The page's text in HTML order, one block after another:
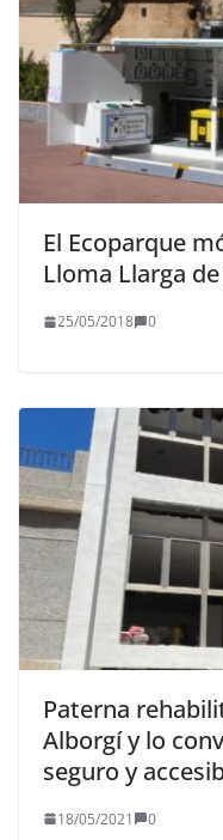
El Ecoparque
Lloma Llarga
25/05/2018 0
Paterna
Alborgí y lo
seguro y
18/05/2021 0